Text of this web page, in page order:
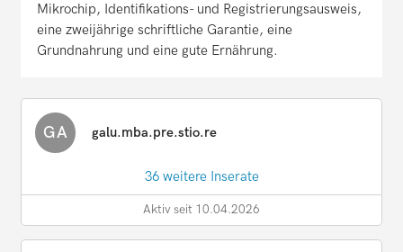
Mikrochip, Identifikations- und Registrierungsausweis,
eine zweijährige schriftliche Garantie, eine
Grundnahrung und eine gute Ernährung.
GA galu.mba.pre.stio.re
36 weitere Inserate
Aktiv seit 10.04.2026